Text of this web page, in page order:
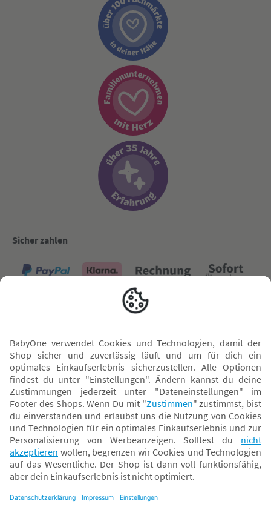
Sicher zahlen
Versand mit
* Alle Preise inkl. MwSt. und ggf. zzgl.Versandkosten. Der dargestellte Preis gilt -
abhängig von der von dir gewählten Option - im BabyOne-Onlineshop oder bei
Abholung in dem von dir gewählten BabyOne-Franchise-Betrieb. Der für den
Onlineshop geltende Preis stellt bei einem Verkauf durch unsere Franchise-
Nehmer eine unverbindliche Preisempfehlung dar. Der Verkaufspreis der
daher von dem Verkaufspreis im Onlineshop abweichen. Angaben zu